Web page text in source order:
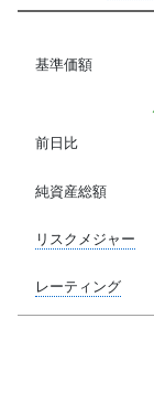
基準価額
前日比
純資産総額
リスクメジャー
レーティング